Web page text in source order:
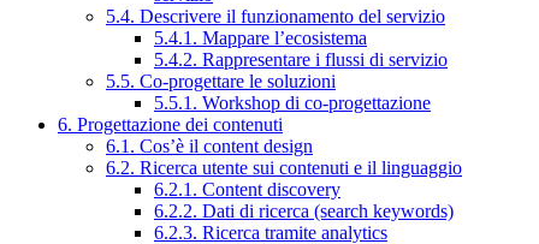
5.4. Descrivere il funzionamento del servizio
5.4.1. Mappare l’ecosistema
5.4.2. Rappresentare i flussi di servizio
5.5. Co-progettare le soluzioni
5.5.1. Workshop di co-progettazione
6. Progettazione dei contenuti
6.1. Cos’è il content design
6.2. Ricerca utente sui contenuti e il linguaggio
6.2.1. Content discovery
6.2.2. Dati di ricerca (search keywords)
6.2.3. Ricerca tramite analytics